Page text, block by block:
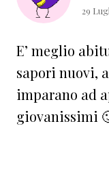
29
E’ meglio
sapori nuovi,
imparano ad
giovanissimi